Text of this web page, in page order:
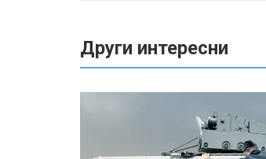
Други интересни